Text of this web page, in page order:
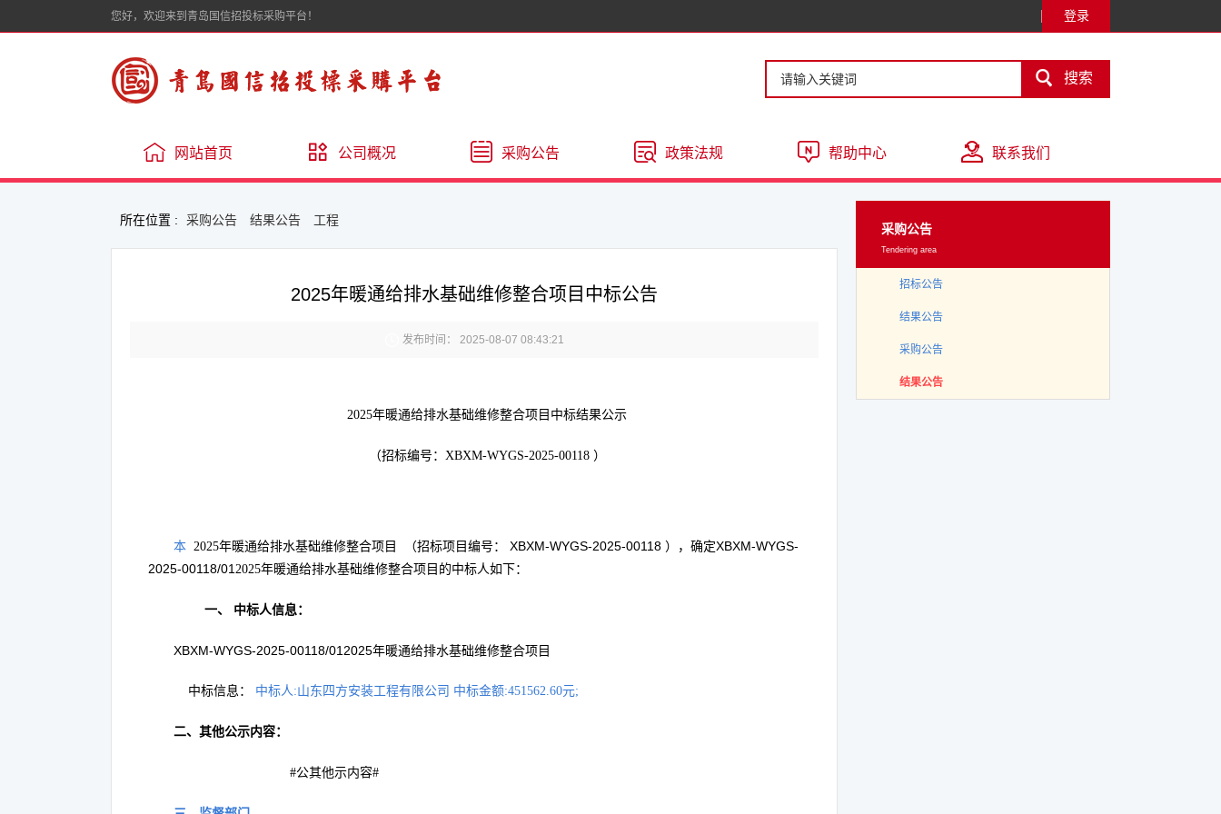
您好，欢迎来到青岛国信招投标采购平台！ 登录
 搜索
网站首页 公司概况 采购公告 政策法规 帮助中心 联系我们
所在位置 : 采购公告 结果公告 工程
2025年暖通给排水基础维修整合项目中标公告
发布时间： 2025-08-07 08:43:21
2025年暖通给排水基础维修整合项目 中标结果公示
（招标编号：XBXM-WYGS-2025-00118 ）
本 2025年暖通给排水基础维修整合项目 （招标项目编号： XBXM-WYGS-2025-00118 ）， 确定XBXM-WYGS-
2025-00118/01 2025年暖通给排水基础维修整合项目 的中标人如下：
一、 中标人信息：
XBXM-WYGS-2025-00118/012025年暖通给排水基础维修整合项目
中标信息： 中标人:山东四方安装工程有限公司 中标金额:451562.60元;
二、 其他公示内容：
#公其他示内容#
采购公告
Tendering area
招标公告
结果公告
采购公告
结果公告